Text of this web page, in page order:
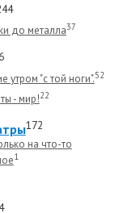
до металла37
утром "с той ноги".52
- мир!22
172
на что-то
1